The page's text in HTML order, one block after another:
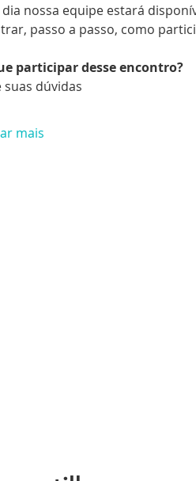
nossa equipe estará
passo a passo, como
participar desse encontro?
suas dúvidas
mais